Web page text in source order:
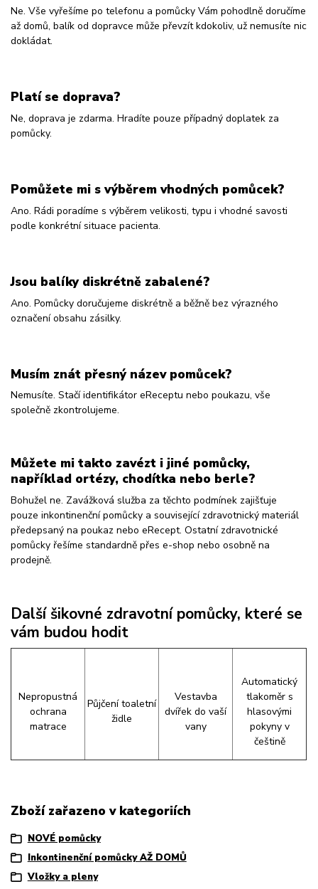
Ne. Vše vyřešíme po telefonu a pomůcky Vám pohodlně doručíme
až domů, balík od dopravce může převzít kdokoliv, už nemusíte nic
dokládat.
Platí se doprava?
Ne, doprava je zdarma. Hradíte pouze případný doplatek za
pomůcky.
Pomůžete mi s výběrem vhodných pomůcek?
Ano. Rádi poradíme s výběrem velikosti, typu i vhodné savosti
podle konkrétní situace pacienta.
Jsou balíky diskrétně zabalené?
Ano. Pomůcky doručujeme diskrétně a běžně bez výrazného
označení obsahu zásilky.
Musím znát přesný název pomůcek?
Nemusíte. Stačí identifikátor eReceptu nebo poukazu, vše
společně zkontrolujeme.
Můžete mi takto zavézt i jiné pomůcky,
například ortézy, chodítka nebo berle?
Bohužel ne. Zavážková služba za těchto podmínek zajišťuje
pouze inkontinenční pomůcky a související zdravotnický materiál
předepsaný na poukaz nebo eRecept. Ostatní zdravotnické
pomůcky řešíme standardně přes e-shop nebo osobně na
prodejně.
Další šikovné zdravotní pomůcky, které se
vám budou hodit
Nepropustná
ochrana
matrace
Půjčení toaletní
židle
Vestavba
dvířek do vaší
vany
Automatický
tlakoměr s
hlasovými
pokyny v
češtině
Zboží zařazeno v kategoriích
NOVÉ pomůcky
Inkontinenční pomůcky AŽ DOMŮ
Vložky a pleny